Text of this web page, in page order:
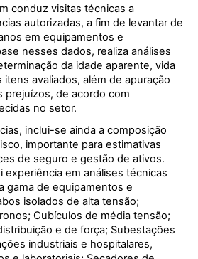
conduz visitas técnicas a
autorizadas, a fim de levantar de
em equipamentos e
nesses dados, realiza análises
da idade aparente, vida
avaliados, além de apuração
prejuízos, de acordo com
no setor.
inclui-se ainda a composição
importante para estimativas
de seguro e gestão de ativos.
experiência em análises técnicas
gama de equipamentos e
isolados de alta tensão;
Cubículos de média tensão;
e de força; Subestações
industriais e hospitalares,